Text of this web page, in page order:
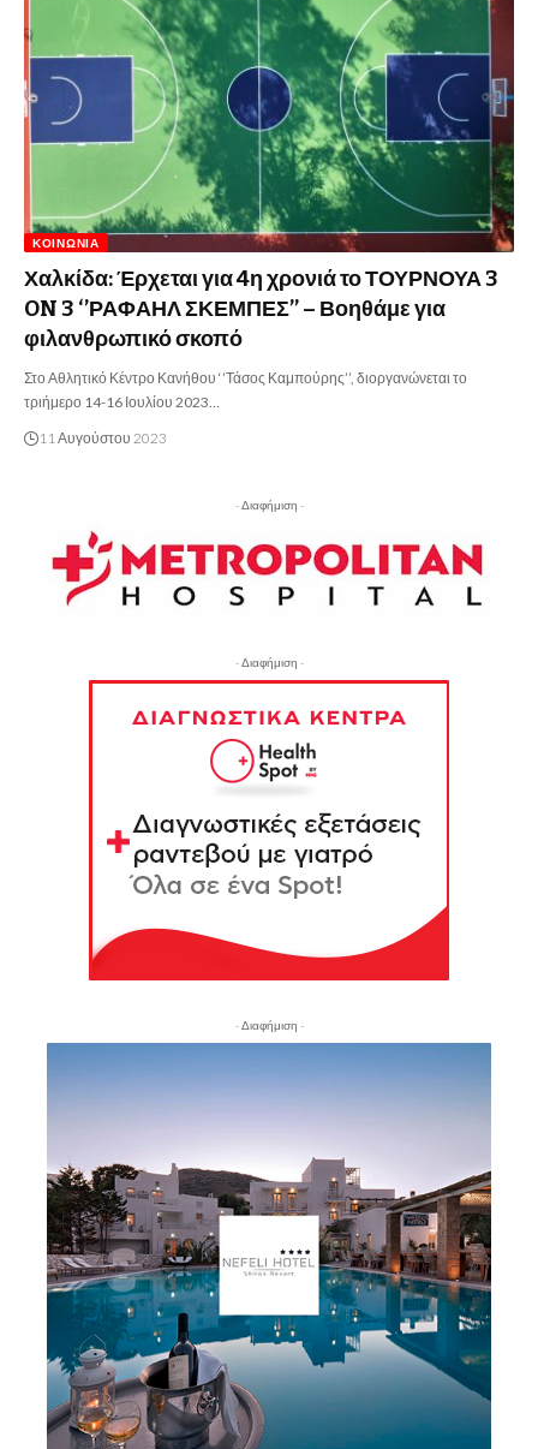
ΚΟΙΝΩΝΊΑ
Χαλκίδα: Έρχεται για 4η χρονιά το ΤΟΥΡΝΟΥΑ 3
ON 3 ‘’ΡΑΦΑΗΛ ΣΚΕΜΠΕΣ’’ – Βοηθάμε για
φιλανθρωπικό σκοπό
Στο Αθλητικό Κέντρο Κανήθου ‘’Τάσος Καμπούρης’’, διοργανώνεται το
τριήμερο 14-16 Ιουλίου 2023…
11 Αυγούστου 2023
- Διαφήμιση -
- Διαφήμιση -
- Διαφήμιση -